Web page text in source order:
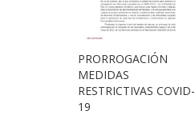
PRORROGACIÓN
MEDIDAS
RESTRICTIVAS COVID-
19